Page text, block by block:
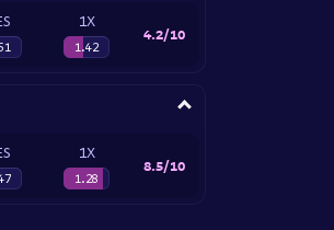
1X
1.42
4.2/10
1X
1.28
8.5/10